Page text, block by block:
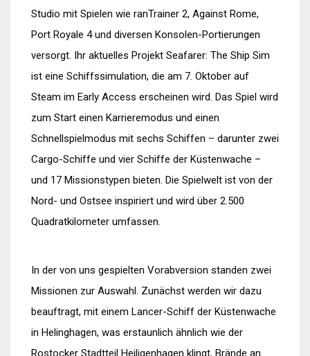
Studio mit Spielen wie ranTrainer 2, Against Rome,
Port Royale 4 und diversen Konsolen-Portierungen
versorgt. Ihr aktuelles Projekt Seafarer: The Ship Sim
ist eine Schiffssimulation, die am 7. Oktober auf
Steam im Early Access erscheinen wird. Das Spiel wird
zum Start einen Karrieremodus und einen
Schnellspielmodus mit sechs Schiffen – darunter zwei
Cargo-Schiffe und vier Schiffe der Küstenwache –
und 17 Missionstypen bieten. Die Spielwelt ist von der
Nord- und Ostsee inspiriert und wird über 2.500
Quadratkilometer umfassen.
In der von uns gespielten Vorabversion standen zwei
Missionen zur Auswahl. Zunächst werden wir dazu
beauftragt, mit einem Lancer-Schiff der Küstenwache
in Helinghagen, was erstaunlich ähnlich wie der
Rostocker Stadtteil Heiligenhagen klingt, Brände an